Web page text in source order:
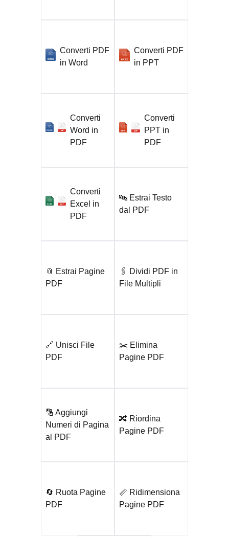
DOCX
Converti PDF
in Word
PPTX
Converti PDF
in PPT
DOCX pdf
Converti
Word in
PDF
PPTX pdf
Converti
PPT in
PDF
XLSX pdf
Converti
Excel in
PDF
🔤 Estrai Testo
dal PDF
📎 Estrai Pagine
PDF
🖇️ Dividi PDF in
File Multipli
🔗 Unisci File
PDF
✂️ Elimina
Pagine PDF
🔢 Aggiungi
Numeri di Pagina
al PDF
🔀 Riordina
Pagine PDF
🔄 Ruota Pagine
PDF
📏 Ridimensiona
Pagine PDF